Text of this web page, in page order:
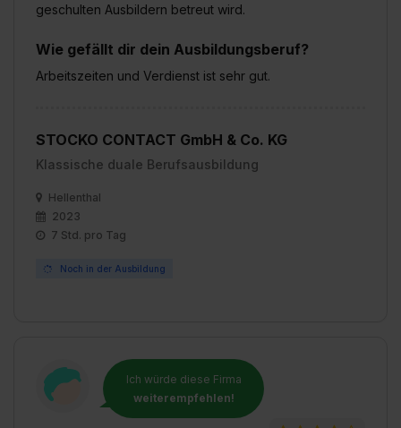
geschulten Ausbildern betreut wird.
Wie gefällt dir dein Ausbildungsberuf?
Arbeitszeiten und Verdienst ist sehr gut.
STOCKO CONTACT GmbH & Co. KG
Klassische duale Berufsausbildung
Hellenthal
2023
7 Std. pro Tag
Noch in der Ausbildung
Ich würde diese Firma
weiterempfehlen!